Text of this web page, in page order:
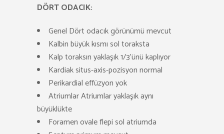
DÖRT ODACIK:
Genel Dört odacık görünümü mevcut
Kalbin büyük kısmı sol toraksta
Kalp toraksın yaklaşık 1/3’ünü kaplıyor
Kardiak situs-axis-pozisyon normal
Perikardial effüzyon yok
Atriumlar Atriumlar yaklaşık aynı
büyüklükte
Foramen ovale flepi sol atriumda